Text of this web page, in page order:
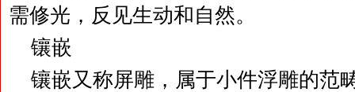
需修光，反见生动和自然。
镶嵌
镶嵌又称屏雕，属于小件浮雕的范